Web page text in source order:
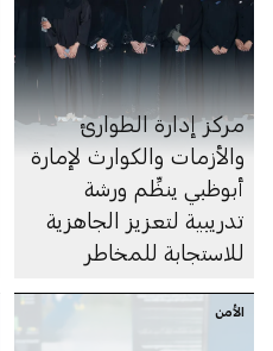
مركز إدارة الطوارئ
والأزمات والكوارث لإمارة
أبوظبي ينظِّم ورشة
تدريبية لتعزيز الجاهزية
للاستجابة للمخاطر
الأمن